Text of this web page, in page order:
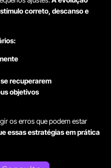
correto, descanso e
recuperarem
objetivos
os erros que podem estar
essas estratégias em prática